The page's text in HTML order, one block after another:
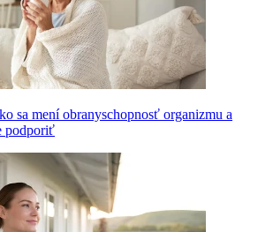
sa mení obranyschopnosť organizmu a
podporiť